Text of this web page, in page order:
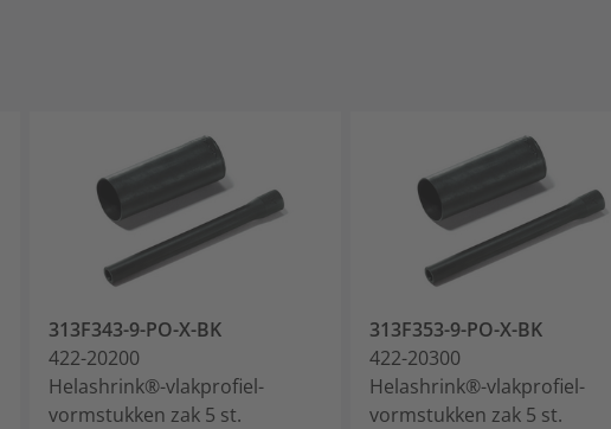
313F343-9-PO-X-BK
422-20200
Helashrink®-vlakprofiel-
vormstukken zak 5 st.
313F353-9-PO-X-BK
422-20300
Helashrink®-vlakprofiel-
vormstukken zak 5 st.